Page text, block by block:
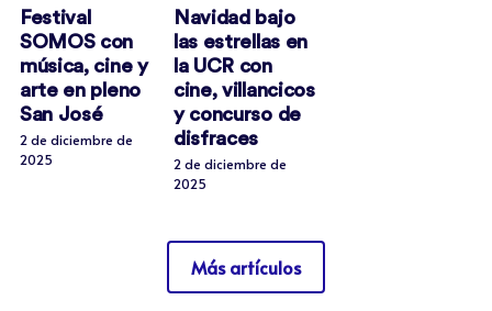
Festival
SOMOS con
música, cine y
arte en pleno
San José
2 de diciembre de
2025
Navidad bajo
las estrellas en
la UCR con
cine, villancicos
y concurso de
disfraces
2 de diciembre de
2025
Más artículos